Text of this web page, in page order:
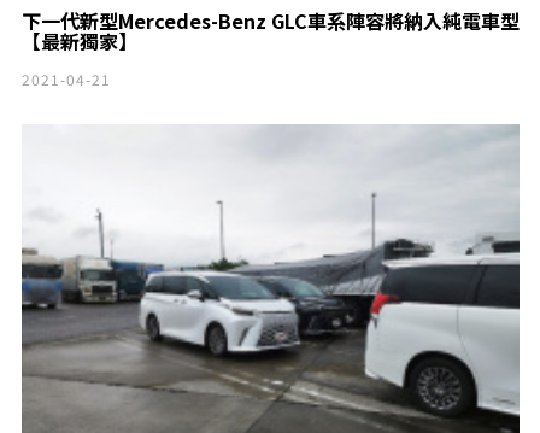
下一代新型Mercedes-Benz GLC車系陣容將納入純電車型
【最新獨家】
2021-04-21